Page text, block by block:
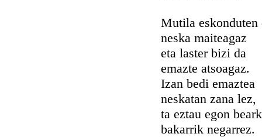
Mutila eskonduten
neska maiteagaz
eta laster bizi da
emazte atsoagaz.
Izan bedi emaztea
neskatan zana lez,
ta eztau egon
bakarrik negarrez.